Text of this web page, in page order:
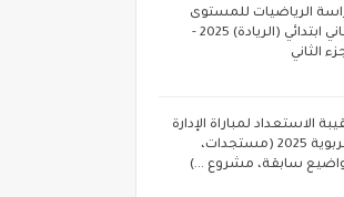
الرياضيات للمستوى
الثاني ابتدائي (الريادة) 2025 -
الثاني
الاستعداد لمباراة الإدارة
التربوية 2025 (مستجدات،
سابقة، مشروع ...)